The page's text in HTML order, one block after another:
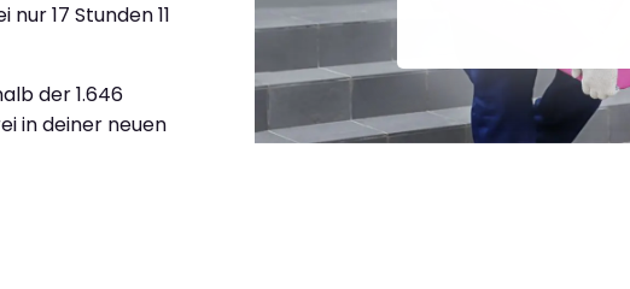
17 Stunden 11
der 1.646
in deiner neuen